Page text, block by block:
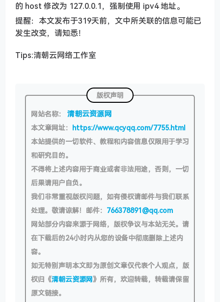
的 host 修改为 127.0.0.1，强制使用 ipv4 地址。
提醒：本文发布于319天前，文中所关联的信息可能已
发生改变，请知悉！
Tips:清朝云网络工作室
版权声明
网站名称： 清朝云资源网
本文章网址： https://www.qcyqq.com/7755.html
本站提供的一切软件、教程和内容信息仅限用于学习
和研究目的。
不得将上述内容用于商业或者非法用途，否则，一切
后果请用户自负。
我们非常重视版权问题，如有侵权请邮件与我们联系
处理。敬请谅解！邮件： 766378891@qq.com
网站部分内容来源于网络，版权争议与本站无关。请
在下载后的24小时内从您的设备中彻底删除上述内
容。
如无特别声明本文即为原创文章仅代表个人观点，版
权归《清朝云资源网》所有，欢迎转载，转载请保留
原文链接。